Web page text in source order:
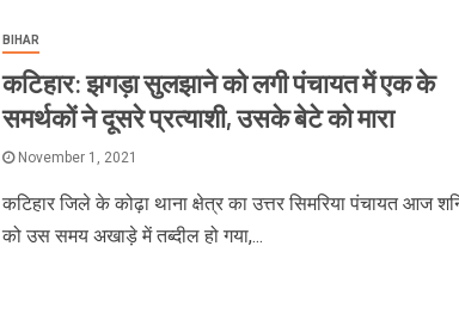
BIHAR
कटिहार: झगड़ा सुलझाने को लगी पंचायत में एक के
समर्थकों ने दूसरे प्रत्याशी, उसके बेटे को मारा
November 1, 2021
कटिहार जिले के कोढ़ा थाना क्षेत्र का उत्तर सिमरिया पंचायत आज
को उस समय अखाड़े में तब्दील हो गया,...